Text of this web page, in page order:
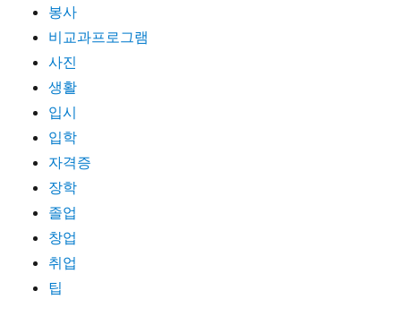
봉사
비교과프로그램
사진
생활
입시
입학
자격증
장학
졸업
창업
취업
팁